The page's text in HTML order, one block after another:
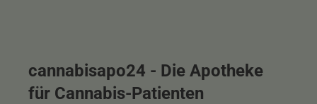
cannabisapo24 - Die Apotheke
für Cannabis-Patienten